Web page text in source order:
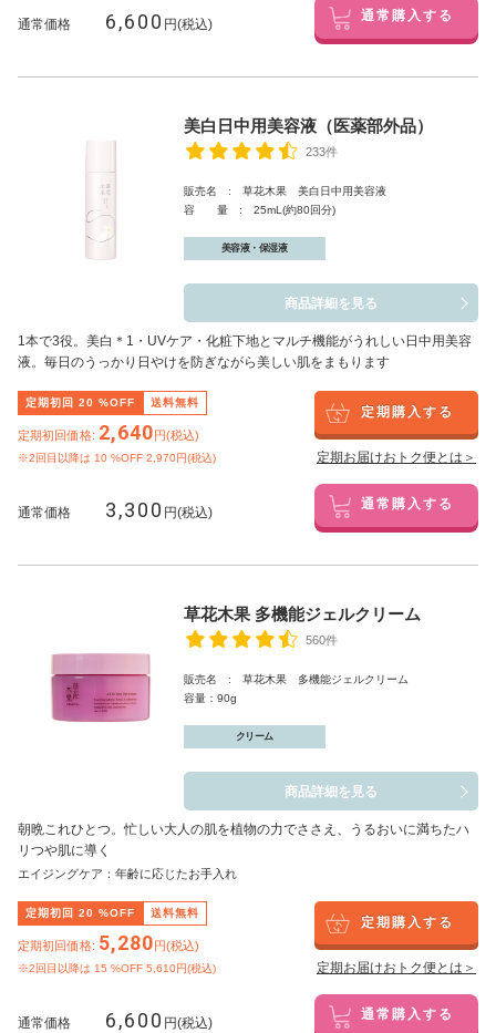
通常価格 6,600 円(税込) 通常購入する
美白日中用美容液（医薬部外品）
233件
販売名 : 草花木果 美白日中用美容液
容 量 : 25mL(約80回分)
美容液・保湿液
商品詳細を見る
1本で3役。美白 ＊1 ・UVケア・化粧下地とマルチ機能がうれしい日中用美容
液。毎日のうっかり日やけを防ぎながら美しい肌をまもります
定期初回 20 %OFF 送料無料
定期初回価格: 2,640円(税込)
※2回目以降は 10 %OFF 2,970円(税込)
定期購入する
定期お届けおトク便とは＞
通常価格 3,300 円(税込) 通常購入する
草花木果 多機能ジェルクリーム
560件
販売名 : 草花木果 多機能ジェルクリーム
容量：90g
クリーム
商品詳細を見る
朝晩これひとつ。忙しい大人の肌を植物の力でささえ、うるおいに満ちたハ
リつや肌に導く
エイジングケア：年齢に応じたお手入れ
定期初回 20 %OFF 送料無料
定期初回価格: 5,280円(税込)
※2回目以降は 15 %OFF 5,610円(税込)
定期購入する
定期お届けおトク便とは＞
通常価格 6,600 円(税込) 通常購入する